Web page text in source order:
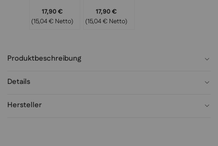
Wandbegrünung
Künstlich
17,90 €
(15,04 € Netto)
Wandbegrünung
17,90 €
(15,04 € Netto)
Produktbeschreibung
Details
Hersteller